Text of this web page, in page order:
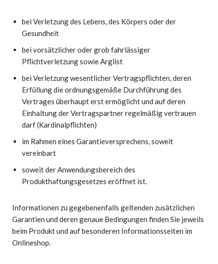
bei Verletzung des Lebens, des Körpers oder der
Gesundheit
bei vorsätzlicher oder grob fahrlässiger
Pflichtverletzung sowie Arglist
bei Verletzung wesentlicher Vertragspflichten, deren
Erfüllung die ordnungsgemäße Durchführung des
Vertrages überhaupt erst ermöglicht und auf deren
Einhaltung der Vertragspartner regelmäßig vertrauen
darf (Kardinalpflichten)
im Rahmen eines Garantieversprechens, soweit
vereinbart
soweit der Anwendungsbereich des
Produkthaftungsgesetzes eröffnet ist.
Informationen zu gegebenenfalls geltenden zusätzlichen
Garantien und deren genaue Bedingungen finden Sie jeweils
beim Produkt und auf besonderen Informationsseiten im
Onlineshop.